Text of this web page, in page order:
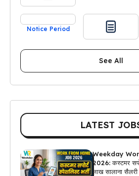
Notice Period
See All
LATEST
Weekday
2026: कस्टमर
लाख सालाना सैलरी